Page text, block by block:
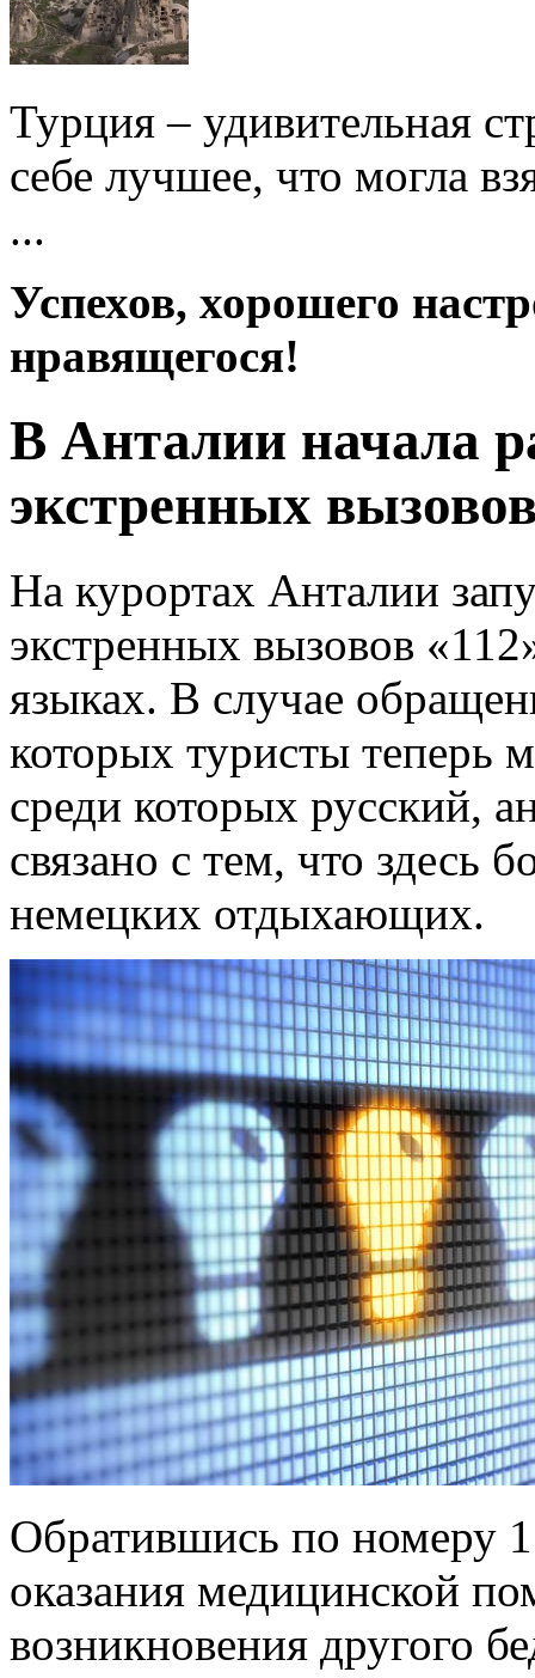
Турция – удивительная
себе лучшее, что могла
...
Успехов, хорошего
нравящегося!
В Анталии начала
экстренных
На курортах Анталии
экстренных вызовов
языках. В случае
которых туристы теперь
среди которых русский,
связано с тем, что здесь
немецких отдыхающих.
Обратившись по номеру
оказания медицинской
возникновения другого